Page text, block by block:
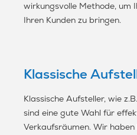
wirkungsvolle Methode, um
Ihren Kunden zu bringen.
Klassische
Klassische Aufsteller, wie
sind eine gute Wahl für
Verkaufsräumen. Wir